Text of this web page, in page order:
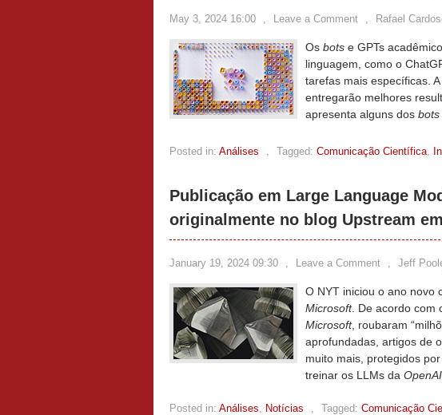
May 3, 2024 16:00 , Leave a Comment , Rafael
Os bots e GPTs
linguagem, como o
tarefas mais específicas.
entregarão melhores
apresenta alguns dos bots
Posted in: Análises , Tagged: Comunicação Científica,
Publicação em Large Language
originalmente no blog Upstream
January 19, 2024 09:30 , Leave a Comment , Jeff
O NYT iniciou o ano novo
Microsoft. De acordo com
Microsoft, roubaram
aprofundadas, artigos de
muito mais, protegidos
treinar os LLMs da OpenAI
Posted in: Análises, Notícias , Tagged: Comunicação